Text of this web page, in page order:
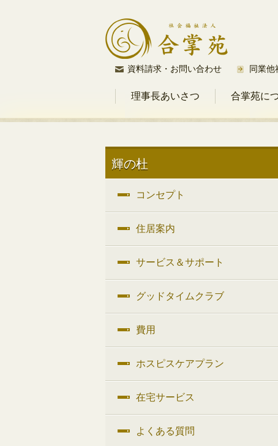
コ
ス
キ
資料請求・お問い合わせ 同業
理事長あいさつ 合掌苑に
輝の杜
コンセプト
住居案内
サービス＆サポート
グッドタイムクラブ
費用
ホスピスケアプラン
在宅サービス
よくある質問